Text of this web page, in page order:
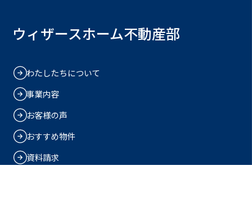
ウィザースホーム不動産部
わたしたちについて
事業内容
お客様の声
おすすめ物件
資料請求